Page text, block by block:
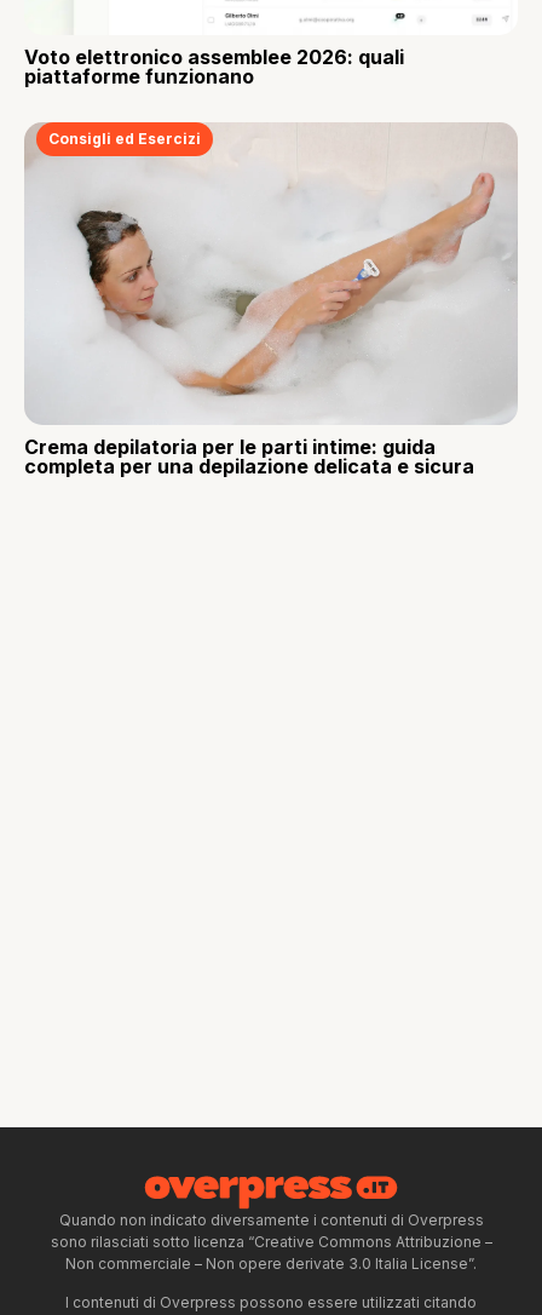
Voto elettronico assemblee 2026: quali
piattaforme funzionano
Consigli ed Esercizi
Crema depilatoria per le parti intime: guida
completa per una depilazione delicata e sicura
Quando non indicato diversamente i contenuti di Overpress
sono rilasciati sotto licenza “Creative Commons Attribuzione –
Non commerciale – Non opere derivate 3.0 Italia License”.
I contenuti di Overpress possono essere utilizzati citando